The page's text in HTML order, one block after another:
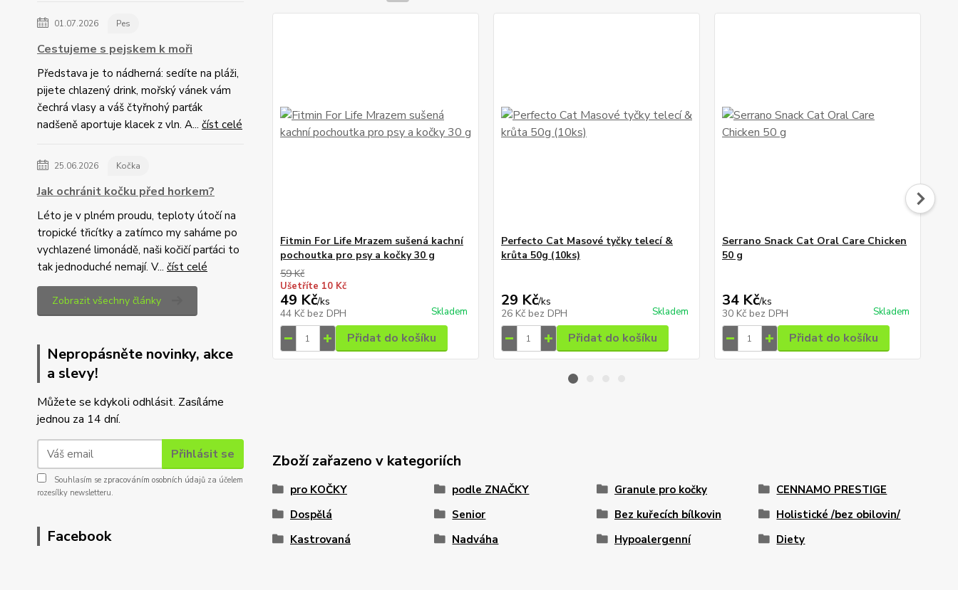
01.07.2026 Pes
Cestujeme s pejskem k moři
Představa je to nádherná: sedíte na pláži,
pijete chlazený drink, mořský vánek vám
čechrá vlasy a váš čtyřnohý parťák
nadšeně aportuje klacek z vln. A... číst celé
25.06.2026 Kočka
Jak ochránit kočku před horkem?
Léto je v plném proudu, teploty útočí na
tropické třicítky a zatímco my saháme po
vychlazené limonádě, naši kočičí parťáci to
tak jednoduché nemají. V... číst celé
Zobrazit všechny články
Nepropásněte novinky, akce
a slevy!
Můžete se kdykoli odhlásit. Zasíláme
jednou za 14 dní.
Přihlásit se
Souhlasím se zpracováním osobních údajů za účelem
rozesílky newsletteru.
Facebook
Fitmin For Life Mrazem sušená kachní
pochoutka pro psy a kočky 30 g
59 Kč
Ušetříte 10 Kč
49 Kč/ks
44 Kč bez DPH Skladem
Přidat do košíku
Perfecto Cat Masové tyčky telecí &
krůta 50g (10ks)
29 Kč/ks
26 Kč bez DPH Skladem
Přidat do košíku
Serrano Snack Cat Oral Care Chicken
50 g
34 Kč/ks
30 Kč bez DPH Skladem
Přidat do košíku
Zboží zařazeno v kategoriích
pro KOČKY podle ZNAČKY Granule pro kočky
CENNAMO PRESTIGE
Dospělá
Senior Bez kuřecích bílkovin
Holistické /bez obilovin/
Kastrovaná
Nadváha Hypoalergenní Diety